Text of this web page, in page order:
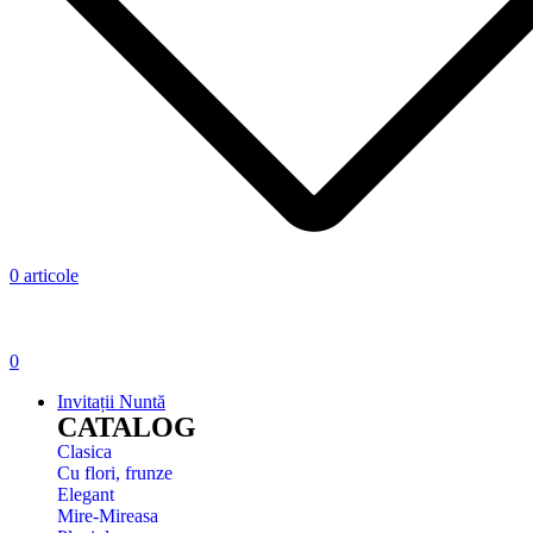
0 articole
0
Invitații Nuntă
CATALOG
Clasica
Cu flori, frunze
Elegant
Mire-Mireasa